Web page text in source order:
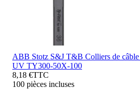
ABB Stotz S&J T&B Colliers de
UV TY300-50X-100
8,18 €TTC
100 pièces incluses